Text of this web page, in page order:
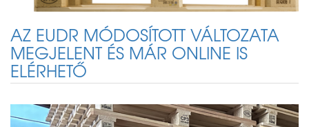
AZ EUDR MÓDOSÍTOTT VÁLTOZATA
MEGJELENT ÉS MÁR ONLINE IS
ELÉRHETŐ